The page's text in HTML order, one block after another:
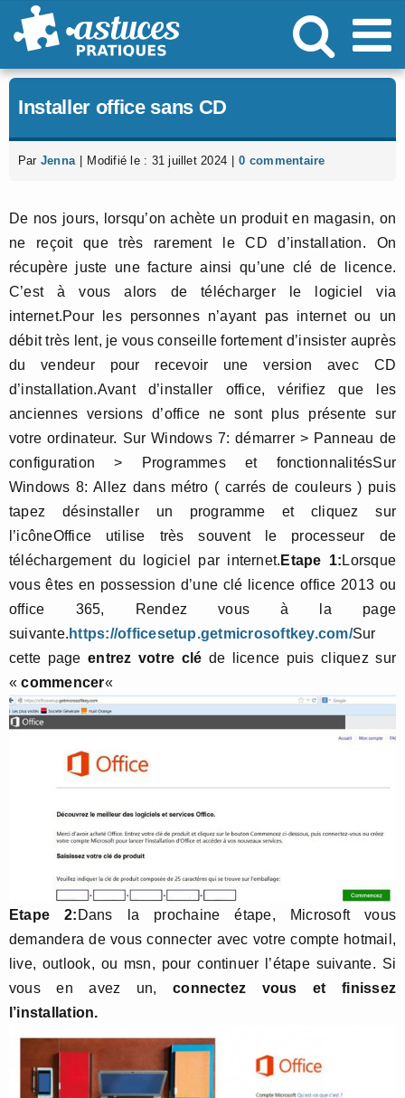
Passer
au
Installer office sans CD
Par Jenna Modifié le : 31 juillet 2024 0 commentaire
De nos jours, lorsqu’on achète un produit en magasin, on
ne reçoit que très rarement le CD d’installation. On
récupère juste une facture ainsi qu’une clé de licence.
C’est à vous alors de télécharger le logiciel via
internet.Pour les personnes n’ayant pas internet ou un
débit très lent, je vous conseille fortement d’insister auprès
du vendeur pour recevoir une version avec CD
d’installation.Avant d’installer office, vérifiez que les
anciennes versions d’office ne sont plus présente sur
votre ordinateur. Sur Windows 7: démarrer > Panneau de
configuration > Programmes et fonctionnalitésSur
Windows 8: Allez dans métro ( carrés de couleurs ) puis
tapez désinstaller un programme et cliquez sur
l’icôneOffice utilise très souvent le processeur de
téléchargement du logiciel par internet. Etape 1: Lorsque
vous êtes en possession d’une clé licence office 2013 ou
office 365, Rendez vous à la page
suivante. https://officesetup.getmicrosoftkey.com/Sur
cette pageentrez votre clé de licence puis cliquez sur
«commencer«
Etape 2: Dans la prochaine étape, Microsoft vous
demandera de vous connecter avec votre compte hotmail,
live, outlook, ou msn, pour continuer l’étape suivante. Si
vous en avez un, connectez vous et finissez
l’installation.